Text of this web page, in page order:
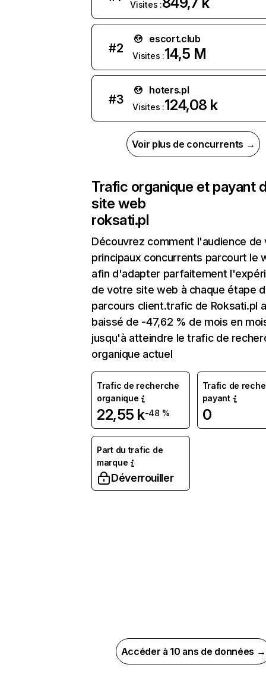
Visites :
#2
escort.club
Visites :14,5 M
#3
hoters.pl
Visites :124,08 k
Voir plus de concurrents →
Trafic organique et payant
site web
roksati.pl
Découvrez comment l'audience de
principaux concurrents parcourt le
afin d'adapter parfaitement
de votre site web à chaque étape
parcours client.trafic de Roksati.pl a
baissé de -47,62 % de mois en
jusqu'à atteindre le trafic de
organique actuel
Trafic de recherche
organique
22,55 k-48 %
Trafic de
payant
0
Part du trafic de
marque
Déverrouiller
Accéder à 10 ans de données →